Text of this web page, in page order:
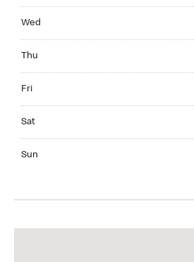
Wed
Thu
Fri
Sat
Sun